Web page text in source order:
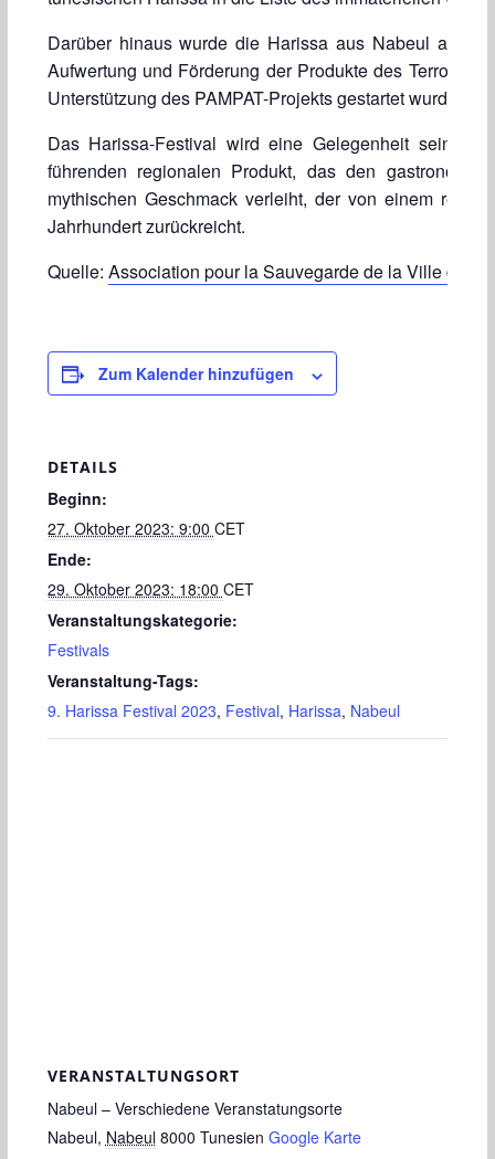
Darüber hinaus wurde die Harissa aus Nabeul als
Aufwertung und Förderung der Produkte des Terroirs
Unterstützung des PAMPAT-Projekts gestartet wurde.
Das Harissa-Festival wird eine Gelegenheit sein,
führenden regionalen Produkt, das den
mythischen Geschmack verleiht, der von einem
Jahrhundert zurückreicht.
Quelle: Association pour la Sauvegarde de la Ville de
Zum Kalender hinzufügen
DETAILS
Beginn:
27. Oktober 2023: 9:00 CET
Ende:
29. Oktober 2023: 18:00 CET
Veranstaltungskategorie:
Festivals
Veranstaltung-Tags:
9. Harissa Festival 2023, Festival, Harissa, Nabeul
VERANSTALTUNGSORT
Nabeul – Verschiedene Veranstatungsorte
Nabeul, Nabeul 8000 Tunesien Google Karte